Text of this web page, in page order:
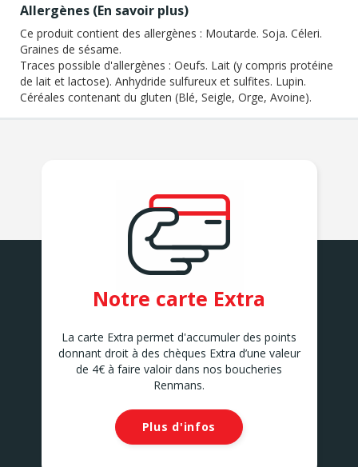
Allergènes (En savoir plus)
Ce produit contient des allergènes : Moutarde. Soja. Céleri.
Graines de sésame.
Traces possible d'allergènes : Oeufs. Lait (y compris protéine
de lait et lactose). Anhydride sulfureux et sulfites. Lupin.
Céréales contenant du gluten (Blé, Seigle, Orge, Avoine).
Notre carte Extra
La carte Extra permet d'accumuler des points
donnant droit à des chèques Extra d’une valeur
de 4€ à faire valoir dans nos boucheries
Renmans.
Plus d'infos